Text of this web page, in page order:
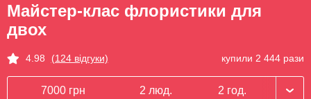
Майстер-клас флористики для
двох
4.98 (124 відгуки) купили 2 444 рази
7000 грн 2 люд. 2 год.